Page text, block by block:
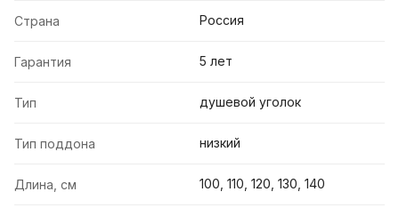
Страна Россия
Гарантия 5 лет
Тип душевой уголок
Тип поддона низкий
Длина, см 100, 110, 120, 130, 140